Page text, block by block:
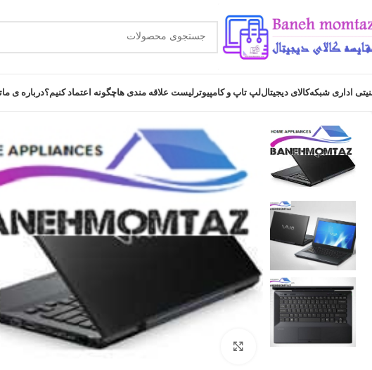
اداری شبکهکالای دیجیتاللپ تاپ و کامپیوتر لیست علاقه مندی هاچگونه اعتماد کنیم؟درباره ی ما